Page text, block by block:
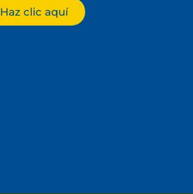
Haz clic aquí